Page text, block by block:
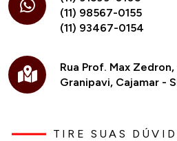
(11) 98567-0155
(11) 93467-0154
Rua Prof. Max
Granipavi, Cajamar -
TIRE SUAS